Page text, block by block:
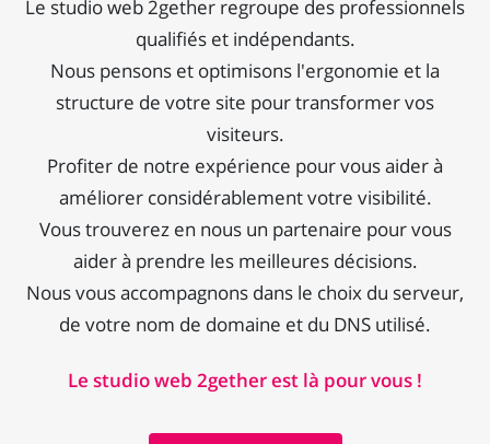
Le studio web 2gether regroupe des professionnels
qualifiés et indépendants.
Nous pensons et optimisons l'ergonomie et la
structure de votre site pour transformer vos
visiteurs.
Profiter de notre expérience pour vous aider à
améliorer considérablement votre visibilité.
Vous trouverez en nous un partenaire pour vous
aider à prendre les meilleures décisions.
Nous vous accompagnons dans le choix du serveur,
de votre nom de domaine et du DNS utilisé.
Le studio web 2gether est là pour vous !